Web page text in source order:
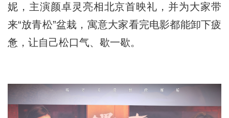
妮，主演颜卓灵亮相北京首映礼，并为大家带
来“放青松”盆栽，寓意大家看完电影都能卸下疲
惫，让自己松口气、歇一歇。